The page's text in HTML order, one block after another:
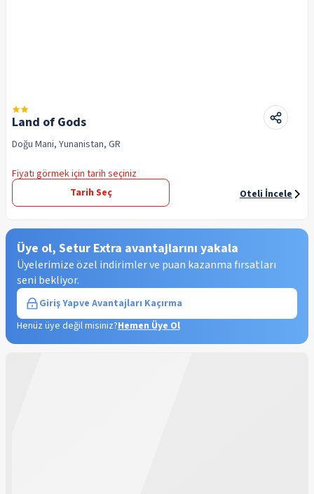
Land of Gods
Doğu Mani, Yunanistan, GR
Fiyatı görmek için tarih seçiniz
Tarih Seç
Oteli İncele
Üye ol, Setur Extra avantajlarını yakala
Üyelerimize özel indirimler ve puan kazanma fırsatları
seni bekliyor.
Giriş Yapve Avantajları Kaçırma
Henüz üye değil misiniz?Hemen Üye Ol